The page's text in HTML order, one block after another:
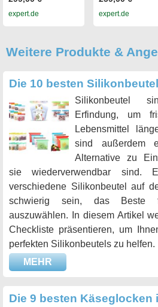
expert.de expert.de
Weitere Produkte &
Die 10 besten
Silikonbeutel
Erfindung, um
Lebensmittel
sind außerdem
Alternative zu
sie wiederverwendbar sind.
verschiedene Silikonbeutel auf
schwierig sein, das Beste
auszuwählen. In diesem Artikel
Checkliste präsentieren, um
perfekten Silikonbeutels zu helfen.
MEHR
Die 9 besten Käseglocken